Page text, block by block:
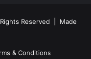
Reserved | Made
& Conditions